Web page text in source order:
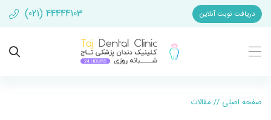
دریافت نوبت آنلاین (021) 44444103
صفحه اصلی // مقالات